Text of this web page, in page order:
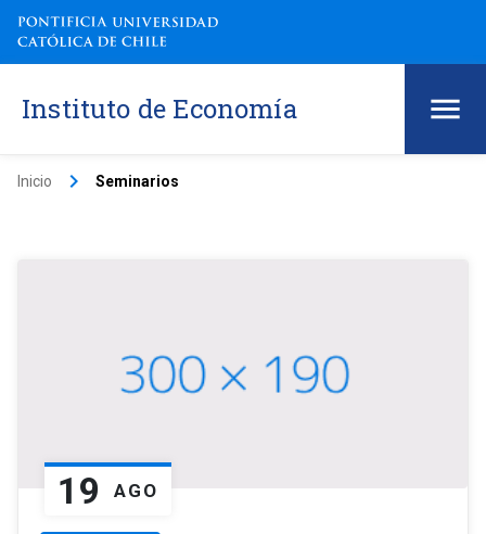
Instituto de Economía
Inicio keyboard_arrow_right Seminarios
19 AGO